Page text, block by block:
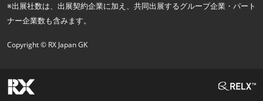
※出展社数は、出展契約企業に加え、共同出展するグループ企業・パート
ナー企業数も含みます。
Copyright © RX Japan GK